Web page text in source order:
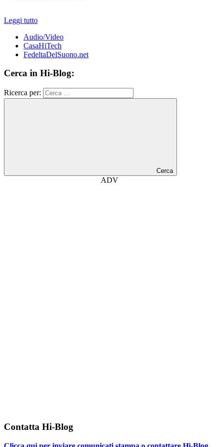
Leggi tutto
Audio/Video
CasaHiTech
FedeltaDelSuono.net
Cerca in Hi-Blog:
Ricerca per:
Cerca
ADV
Contatta Hi-Blog